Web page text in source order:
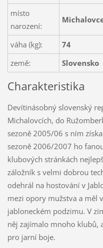
místo
narození:
váha (kg): 74
země:
Slovensko
Charakteristika
Devítinásobný slovenský
Michalovcích, do
sezoně 2005/06 s ním
sezoně 2006/2007 ho
klubových stránkách
záložník s velmi dobrou
odehrál na hostování v
mezi opory mužstva a měl
jabloneckém podzimu. V
něj zajímalo mnoho klubů,
pro jarní boje.